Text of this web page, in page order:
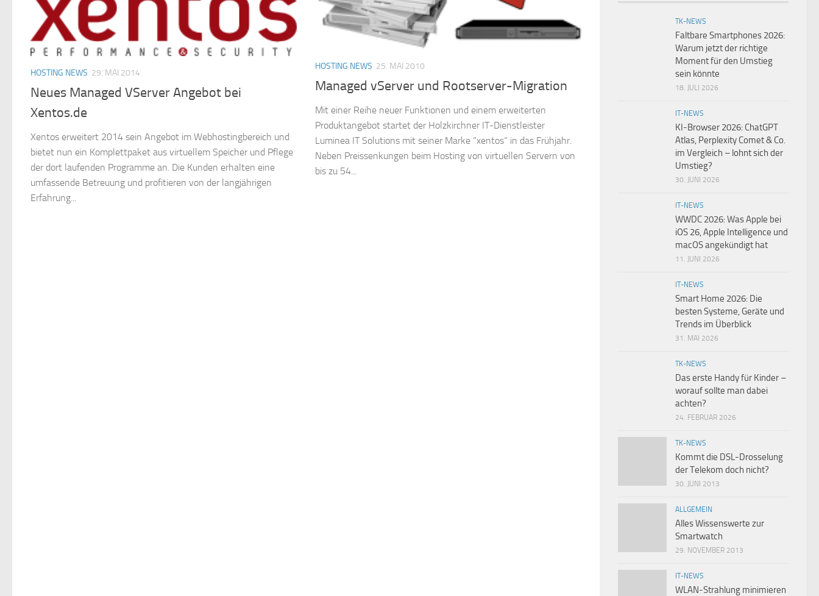
HOSTING NEWS 29. MAI 2014
Neues Managed VServer Angebot bei
Xentos.de
Xentos erweitert 2014 sein Angebot im Webhostingbereich und
bietet nun ein Komplettpaket aus virtuellem Speicher und Pflege
der dort laufenden Programme an. Die Kunden erhalten eine
umfassende Betreuung und profitieren von der langjährigen
Erfahrung...
HOSTING NEWS 25. MAI 2010
Managed vServer und Rootserver-Migration
Mit einer Reihe neuer Funktionen und einem erweiterten
Produktangebot startet der Holzkirchner IT-Dienstleister
Luminea IT Solutions mit seiner Marke “xentos” in das Frühjahr.
Neben Preissenkungen beim Hosting von virtuellen Servern von
bis zu 54...
TK-NEWS
Faltbare Smartphones 2026:
Warum jetzt der richtige
Moment für den Umstieg
sein könnte
18. JULI 2026
IT-NEWS
KI-Browser 2026: ChatGPT
Atlas, Perplexity Comet & Co.
im Vergleich – lohnt sich der
Umstieg?
30. JUNI 2026
IT-NEWS
WWDC 2026: Was Apple bei
iOS 26, Apple Intelligence und
macOS angekündigt hat
11. JUNI 2026
IT-NEWS
Smart Home 2026: Die
besten Systeme, Geräte und
Trends im Überblick
31. MAI 2026
TK-NEWS
Das erste Handy für Kinder –
worauf sollte man dabei
achten?
24. FEBRUAR 2026
TK-NEWS
Kommt die DSL-Drosselung
der Telekom doch nicht?
30. JUNI 2013
ALLGEMEIN
Alles Wissenswerte zur
Smartwatch
29. NOVEMBER 2013
IT-NEWS
WLAN-Strahlung minimieren